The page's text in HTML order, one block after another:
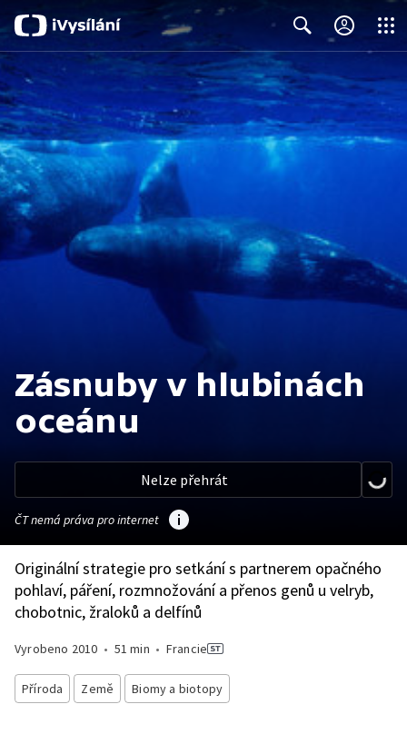
Search Close
Zásnuby v hlubinách
oceánu
Nelze přehrát
ČT nemá práva pro internet
Originální strategie pro setkání s partnerem opačného
pohlaví, páření, rozmnožování a přenos genů u velryb,
chobotnic, žraloků a delfínů
Vyrobeno 2010 • 51 min • Francie
Příroda Země Biomy a biotopy